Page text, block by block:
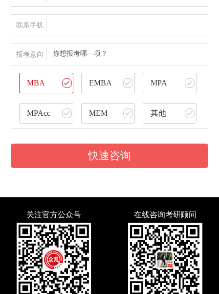
联系手机
报考意向 你想报考哪一项？
MBA EMBA MPA
MPAcc MEM 其他
快速咨询
关注官方公众号 在线咨询考研顾问